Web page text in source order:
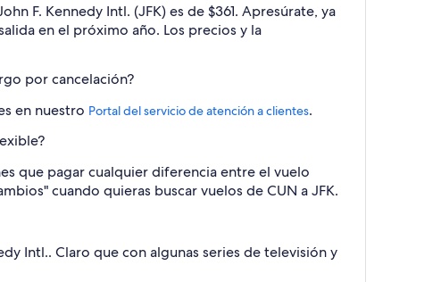
F. Kennedy Intl. (JFK) es de $361. Apresúrate, ya
en el próximo año. Los precios y la
por cancelación?
en nuestro Portal del servicio de atención a clientes.
que pagar cualquier diferencia entre el vuelo
cuando quieras buscar vuelos de CUN a JFK.
Intl.. Claro que con algunas series de televisión y